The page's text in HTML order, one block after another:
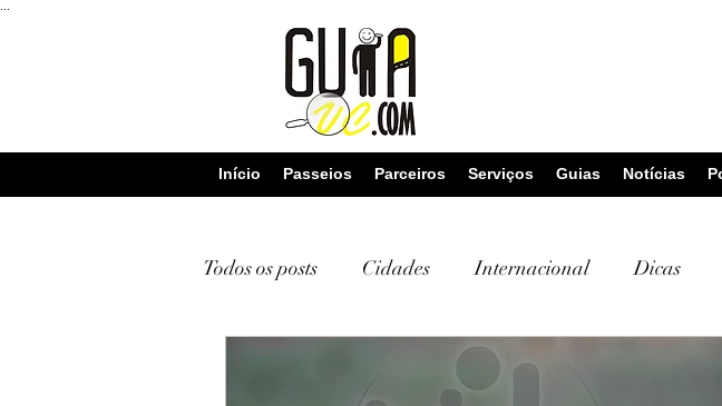
Início Passeios Parceiros Serviços Guias Notícias
Todos os posts Cidades Internacional Dicas